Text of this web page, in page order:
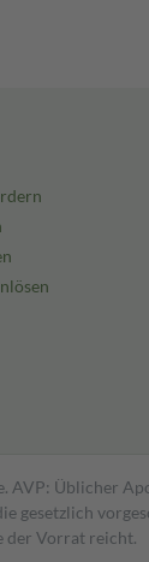
AVP: Üblicher
der Vorrat reicht.